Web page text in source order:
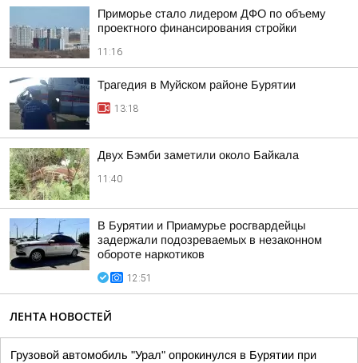
Приморье стало лидером ДФО по объему
проектного финансирования стройки
11:16
Трагедия в Муйском районе Бурятии
13:18
Двух Бэмби заметили около Байкала
11:40
В Бурятии и Приамурье росгвардейцы
задержали подозреваемых в незаконном
обороте наркотиков
12:51
ЛЕНТА НОВОСТЕЙ
Грузовой автомобиль "Урал" опрокинулся в Бурятии при